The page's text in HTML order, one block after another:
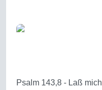
Psalm 143,8 - Laß mich